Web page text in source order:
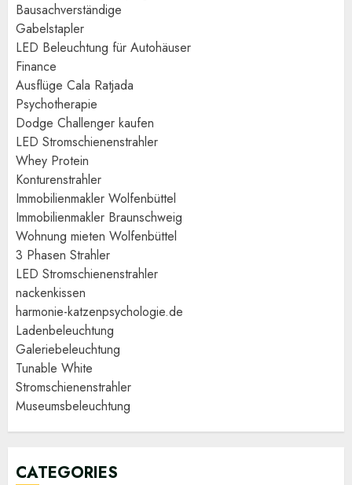
Bausachverständige
Gabelstapler
LED Beleuchtung für Autohäuser
Finance
Ausflüge Cala Ratjada
Psychotherapie
Dodge Challenger kaufen
LED Stromschienenstrahler
Whey Protein
Konturenstrahler
Immobilienmakler Wolfenbüttel
Immobilienmakler Braunschweig
Wohnung mieten Wolfenbüttel
3 Phasen Strahler
LED Stromschienenstrahler
nackenkissen
harmonie-katzenpsychologie.de
Ladenbeleuchtung
Galeriebeleuchtung
Tunable White
Stromschienenstrahler
Museumsbeleuchtung
CATEGORIES